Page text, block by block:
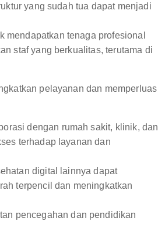
yang sudah tua dapat menjadi
mendapatkan tenaga profesional
staf yang berkualitas, terutama di
pelayanan dan memperluas
dengan rumah sakit, klinik, dan
terhadap layanan dan
digital lainnya dapat
terpencil dan meningkatkan
pencegahan dan pendidikan